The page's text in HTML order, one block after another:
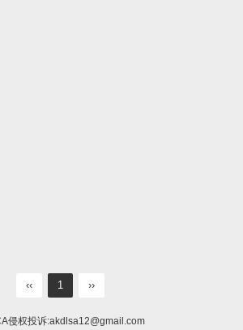
‹‹ 1 ››
侵权投诉:akdlsa12@gmail.com